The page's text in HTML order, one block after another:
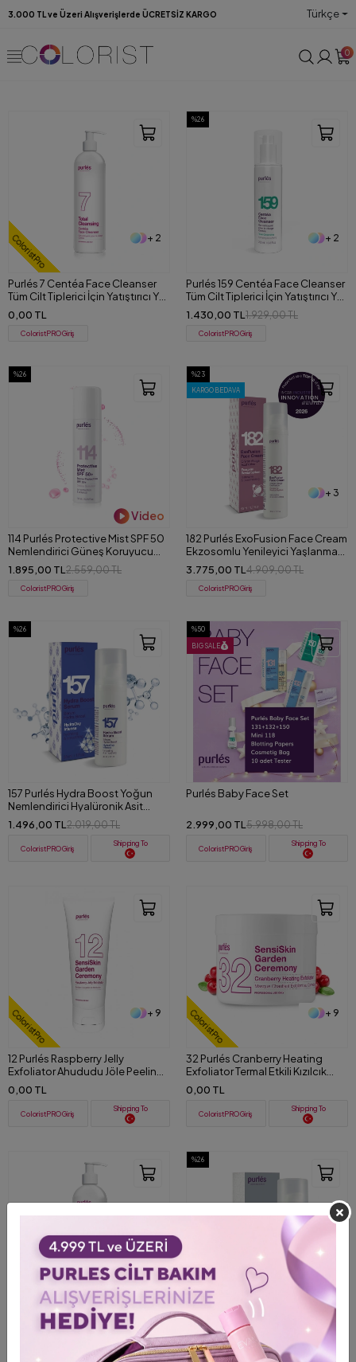
3.000 TL ve Üzeri Alışverişlerde ÜCRETSİZ KARGO Türkçe
0
ColoristPro + 2
Purlés 7 Centéa Face Cleanser
Tüm Cilt Tiplerici İçin Yatıştırıcı Yüz
ve Makyaj Temizleme Jeli 500 ml
0,00 TL
ColoristPRO Giriş
%26
+ 2
Purlés 159 Centéa Face Cleanser
Tüm Cilt Tiplerici İçin Yatıştırıcı Yüz
ve Makyaj Temizleme Jeli 200 ml
1.430,00 TL 1.929,00 TL
ColoristPRO Giriş
%26
Video
114 Purlés Protective Mist SPF 50
Nemlendirici Güneş Koruyucu
Sprey 150 ml
1.895,00 TL 2.559,00 TL
ColoristPRO Giriş
%23
KARGO BEDAVA
+ 3
182 Purlés ExoFusion Face Cream
Ekzosomlu Yenileyici Yaşlanma
Karşıtı Yüz Kremi 50 ml
3.775,00 TL 4.909,00 TL
ColoristPRO Giriş
%26
157 Purlés Hydra Boost Yoğun
Nemlendirici Hyalüronik Asit
Serum 30 ml
1.496,00 TL 2.019,00 TL
ColoristPRO Giriş
Shipping To
%50
BIG SALE
Purlés Baby Face Set
2.999,00 TL 5.998,00 TL
ColoristPRO Giriş
Shipping To
ColoristPro + 9
12 Purlés Raspberry Jelly
Exfoliator Ahududu Jöle Peeling
200 ml
0,00 TL
ColoristPRO Giriş
Shipping To
ColoristPro + 9
32 Purlés Cranberry Heating
Exfoliator Termal Etkili Kızılcık
Özlü Peeling 200 ml
0,00 TL
ColoristPRO Giriş
Shipping To
ColoristPro + 3
2 Purlés Gentle Toner Tüm Cilt
Tipleri için Doğal AHA İçeren
Aydınlatıcı Tonik 500 ml
%26
+ 2
138 Purlés Age Reverse Eye Anti-
Aging Lifting Etkili Göz Kremi 50
ml
1.895,00 TL 2.559,00 TL